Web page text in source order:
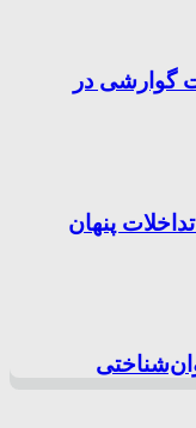
گوارشی در
پنهان